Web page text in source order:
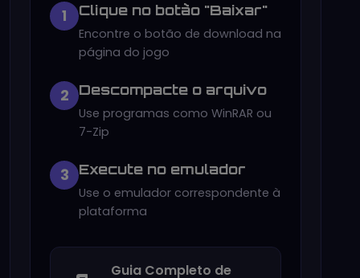
1 Clique no botão "Baixar"
Encontre o botão de download na
página do jogo
2 Descompacte o arquivo
Use programas como WinRAR ou
7-Zip
3 Execute no emulador
Use o emulador correspondente à
plataforma
Guia Completo de